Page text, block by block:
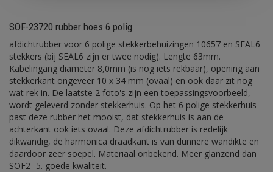
SOF-23720 rubber hoes 6 polig
afdichtrubber voor 6 polige stekkerbehuizingen 10657 en SEAL6
stekkers (bij SEAL6 zijn er twee nodig). Lengte 63mm.
Kabelingang diameter 8,0mm (is nog iets rekbaar), opening aan
stekkerkant ongeveer 10 x 34 mm (ovaal) en ook daar zit nog
wat rek in. De laatste 2 foto's zijn een toepassingsvoorbeeld,
wordt geleverd zonder stekkerhuis. Op het 6 polige stekkerhuis
past deze rubber het mooist, dat stekkerhuis is aan de
achterkant ook iets ovaal. Deze afdichtrubber is redelijk
dikwandig, de harmonica draadkant is van dunnere wandikte en
daardoor zeer soepel. Materiaal onbekend. Meer glanzend dan
SOF2 -5. goede kwaliteit.